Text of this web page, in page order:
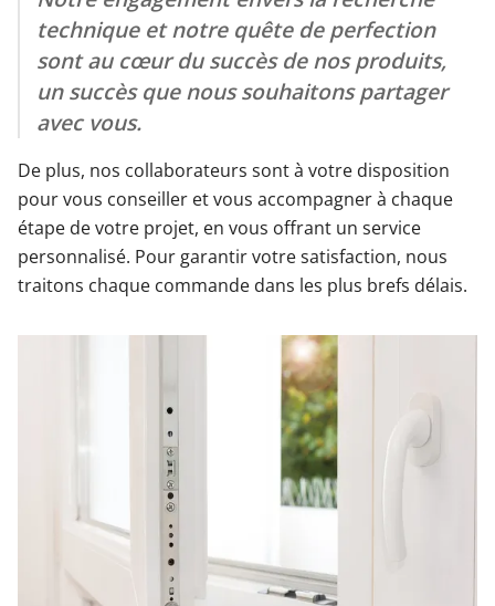
technique et notre quête de perfection
sont au cœur du succès de nos produits,
un succès que nous souhaitons partager
avec vous.
De plus, nos collaborateurs sont à votre disposition
pour vous conseiller et vous accompagner à chaque
étape de votre projet, en vous offrant un service
personnalisé. Pour garantir votre satisfaction, nous
traitons chaque commande dans les plus brefs délais.